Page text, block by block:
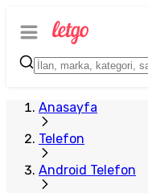
Anasayfa
Telefon
Android Telefon
Plus Satıcı